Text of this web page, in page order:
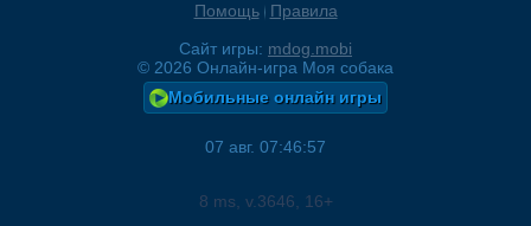
Помощь
Правила
Сайт игры: mdog.mobi
© 2026 Онлайн-игра Моя собака
Мобильные онлайн игры
07 авг. 07:46:57
8 ms, v.3646, 16+